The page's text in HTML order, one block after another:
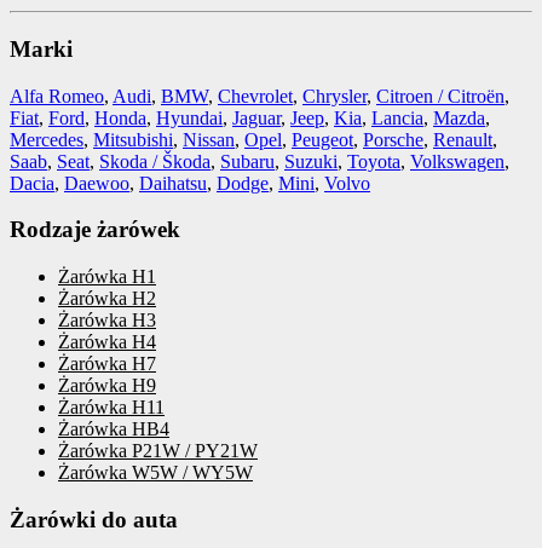
Marki
Alfa Romeo, Audi, BMW, Chevrolet, Chrysler, Citroen / Citroën,
Fiat, Ford, Honda, Hyundai, Jaguar, Jeep, Kia, Lancia, Mazda,
Mercedes, Mitsubishi, Nissan, Opel, Peugeot, Porsche, Renault,
Saab, Seat, Skoda / Škoda, Subaru, Suzuki, Toyota, Volkswagen,
Dacia, Daewoo, Daihatsu, Dodge, Mini, Volvo
Rodzaje żarówek
Żarówka H1
Żarówka H2
Żarówka H3
Żarówka H4
Żarówka H7
Żarówka H9
Żarówka H11
Żarówka HB4
Żarówka P21W / PY21W
Żarówka W5W / WY5W
Żarówki do auta